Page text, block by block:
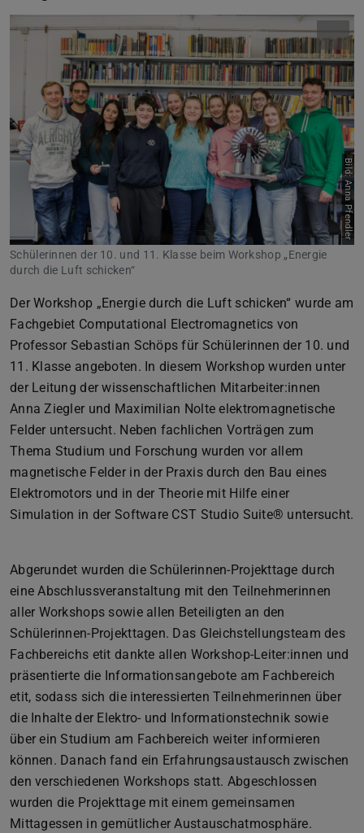
Bild: Anna Pfendler
Schülerinnen der 10. und 11. Klasse beim Workshop „Energie
durch die Luft schicken“
Der Workshop „Energie durch die Luft schicken“ wurde am
Fachgebiet Computational Electromagnetics von
Professor Sebastian Schöps für Schülerinnen der 10. und
11. Klasse angeboten. In diesem Workshop wurden unter
der Leitung der wissenschaftlichen Mitarbeiter:innen
Anna Ziegler und Maximilian Nolte elektromagnetische
Felder untersucht. Neben fachlichen Vorträgen zum
Thema Studium und Forschung wurden vor allem
magnetische Felder in der Praxis durch den Bau eines
Elektromotors und in der Theorie mit Hilfe einer
Simulation in der Software CST Studio Suite® untersucht.
Abgerundet wurden die Schülerinnen-Projekttage durch
eine Abschlussveranstaltung mit den Teilnehmerinnen
aller Workshops sowie allen Beteiligten an den
Schülerinnen-Projekttagen. Das Gleichstellungsteam des
Fachbereichs etit dankte allen Workshop-Leiter:innen und
präsentierte die Informationsangebote am Fachbereich
etit, sodass sich die interessierten Teilnehmerinnen über
die Inhalte der Elektro- und Informationstechnik sowie
über ein Studium am Fachbereich weiter informieren
können. Danach fand ein Erfahrungsaustausch zwischen
den verschiedenen Workshops statt. Abgeschlossen
wurden die Projekttage mit einem gemeinsamen
Mittagessen in gemütlicher Austauschatmosphäre.